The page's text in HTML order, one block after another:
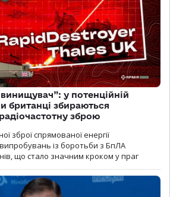
у потенційній
британці збираються
зброю
зброї спрямованої енергії
із боротьби з БпЛА
що стало значним кроком у праг